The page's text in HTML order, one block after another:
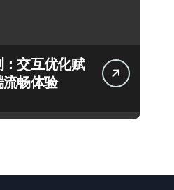
交互优化赋
畅体验